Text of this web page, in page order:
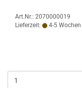
Art.Nr.: 2070000019
Lieferzeit:
4-5 Wochen